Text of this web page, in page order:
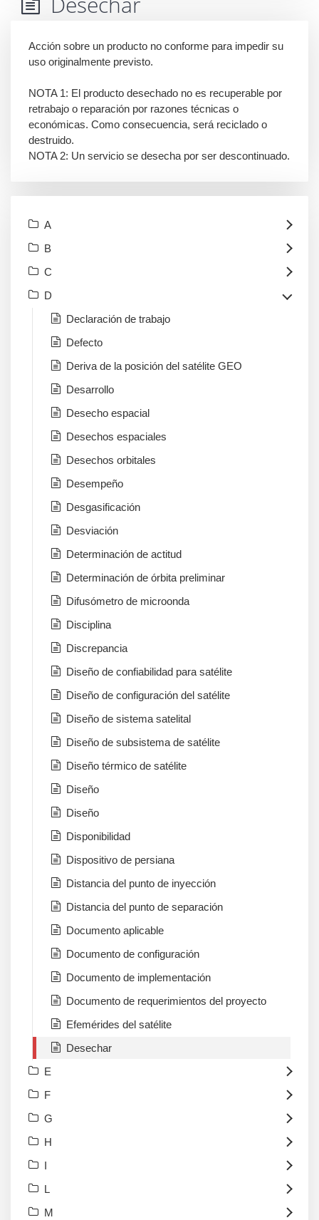
Acción sobre un producto no conforme para impedir su
uso originalmente previsto.
NOTA 1: El producto desechado no es recuperable por
retrabajo o reparación por razones técnicas o
económicas. Como consecuencia, será reciclado o
destruido.
NOTA 2: Un servicio se desecha por ser descontinuado.
A
B
C
D
Declaración de trabajo
Defecto
Deriva de la posición del satélite GEO
Desarrollo
Desecho espacial
Desechos espaciales
Desechos orbitales
Desempeño
Desgasificación
Desviación
Determinación de actitud
Determinación de órbita preliminar
Difusómetro de microonda
Disciplina
Discrepancia
Diseño de confiabilidad para satélite
Diseño de configuración del satélite
Diseño de sistema satelital
Diseño de subsistema de satélite
Diseño térmico de satélite
Diseño
Diseño
Disponibilidad
Dispositivo de persiana
Distancia del punto de inyección
Distancia del punto de separación
Documento aplicable
Documento de configuración
Documento de implementación
Documento de requerimientos del proyecto
Efemérides del satélite
Desechar
E
F
G
H
I
L
M